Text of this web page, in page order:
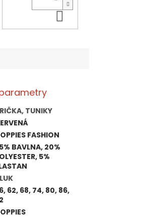
Do košíku
TUNIKY
FASHION
BAVLNA, 20%
5%
62, 68, 74, 80, 86,